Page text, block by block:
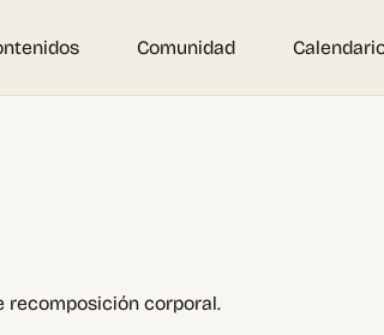
Comunidad
recomposición corporal.